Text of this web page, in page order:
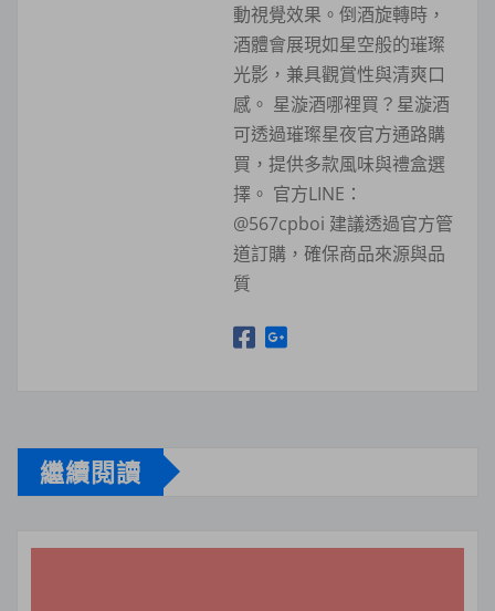
動視覺效果。倒酒旋轉時，
酒體會展現如星空般的璀璨
光影，兼具觀賞性與清爽口
感。 星漩酒哪裡買？星漩酒
可透過璀璨星夜官方通路購
買，提供多款風味與禮盒選
擇。 官方LINE：
@567cpboi 建議透過官方管
道訂購，確保商品來源與品
質
繼續閱讀